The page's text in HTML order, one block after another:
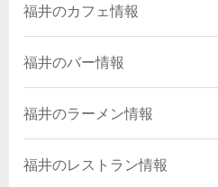
福井のカフェ情報
福井のバー情報
福井のラーメン情報
福井のレストラン情報